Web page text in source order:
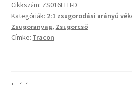
Cikkszám: ZS016FEH-D
Kategóriák: 2:1 zsugorodási arányú
Zsugoranyag, Zsugorcső
Címke: Tracon